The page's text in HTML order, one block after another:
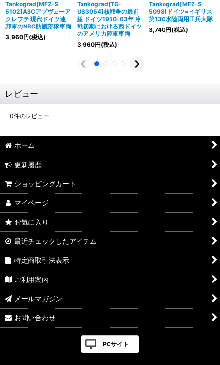
Tankograd[MFZ-S
5102]ABCアプヴェーア
クレフテ 現代ドイツ連
邦軍のNBC防護部隊車両
3,960円(税込)
Tankograd[TG-
US3054]核戦争の最前
線 ドイツ1950-63年 冷
戦初期における西ドイツ
のアメリカ陸軍車両
3,960円(税込)
Tankograd[MFZ-S
5098]ドイツ=イギリス
第130水陸両用工兵大隊
3,740円(税込)
レビュー
0件のレビュー
ホーム
更新履歴
ショッピングカート
マイページ
お気に入り
最近チェックしたアイテム
特定商取引法表示
ご利用案内
メールマガジン
お問い合わせ
PCサイト